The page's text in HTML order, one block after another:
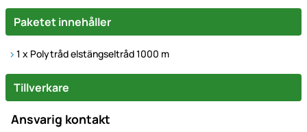
Paketet innehåller
1 x Polytråd elstängseltråd 1000 m
Tillverkare
Ansvarig kontakt